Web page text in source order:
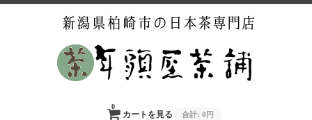
カートを見る
0
合計: 0円